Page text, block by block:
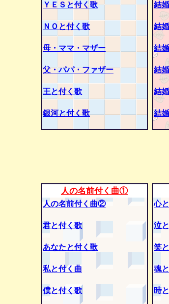
ＹＥＳと付く歌
ＮＯと付く歌
母・ママ・マザー
父・パパ・ファザー
王と付く歌
銀河と付く歌
結
結
結
結
結
結
人の名前付く曲①
人の名前付く曲②
君と付く歌
あなたと付く歌
私と付く曲
僕と付く歌
心
泣
笑
魂
時